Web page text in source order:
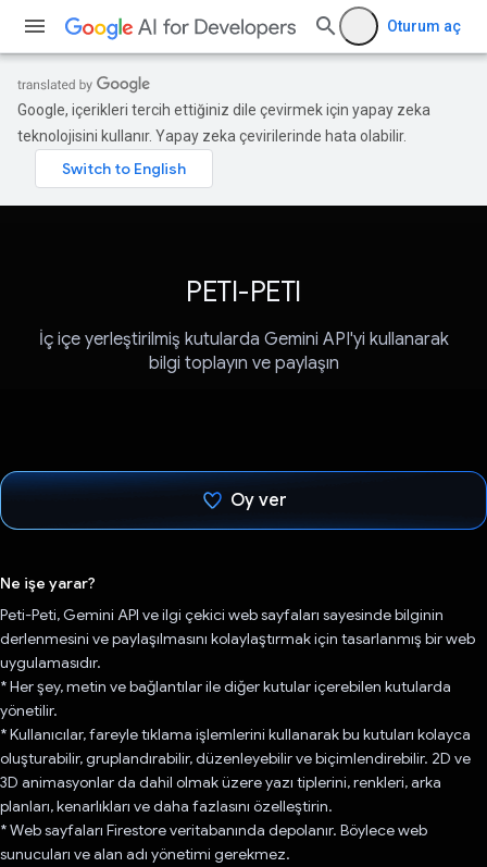
Oturum aç
Google, içerikleri tercih ettiğiniz dile çevirmek için yapay zeka
teknolojisini kullanır. Yapay zeka çevirilerinde hata olabilir.
PETI-PETI
İç içe yerleştirilmiş kutularda Gemini API'yi kullanarak
bilgi toplayın ve paylaşın
Oy ver
Ne işe yarar?
Peti-Peti, Gemini API ve ilgi çekici web sayfaları sayesinde bilginin
derlenmesini ve paylaşılmasını kolaylaştırmak için tasarlanmış bir web
uygulamasıdır.
* Her şey, metin ve bağlantılar ile diğer kutular içerebilen kutularda
yönetilir.
* Kullanıcılar, fareyle tıklama işlemlerini kullanarak bu kutuları kolayca
oluşturabilir, gruplandırabilir, düzenleyebilir ve biçimlendirebilir. 2D ve
3D animasyonlar da dahil olmak üzere yazı tiplerini, renkleri, arka
planları, kenarlıkları ve daha fazlasını özelleştirin.
* Web sayfaları Firestore veritabanında depolanır. Böylece web
sunucuları ve alan adı yönetimi gerekmez.